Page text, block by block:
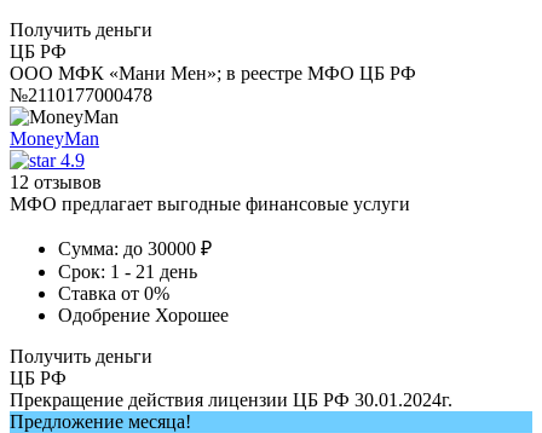
Получить деньги
ЦБ РФ
ООО МФК «Мани Мен»; в реестре МФО ЦБ РФ
№2110177000478
MoneyMan
4.9
12 отзывов
МФО предлагает выгодные финансовые услуги
Сумма: до 30000 ₽
Срок: 1 - 21 день
Ставка от 0%
Одобрение Хорошее
Получить деньги
ЦБ РФ
Прекращение действия лицензии ЦБ РФ 30.01.2024г.
Предложение месяца!